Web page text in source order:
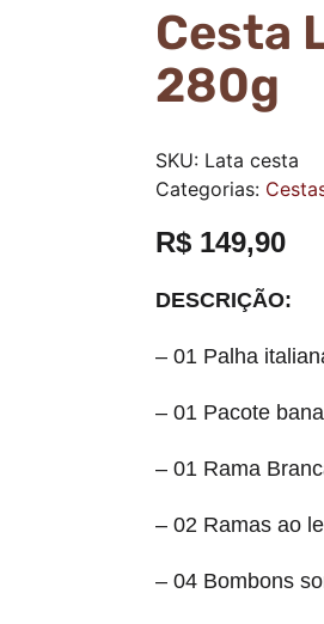
Cesta
280g
SKU: Lata cesta
Categorias:
R$ 149,90
DESCRIÇÃO:
– 01 Palha
– 01 Pacote
– 01 Rama
– 02 Ramas ao
– 04 Bombons